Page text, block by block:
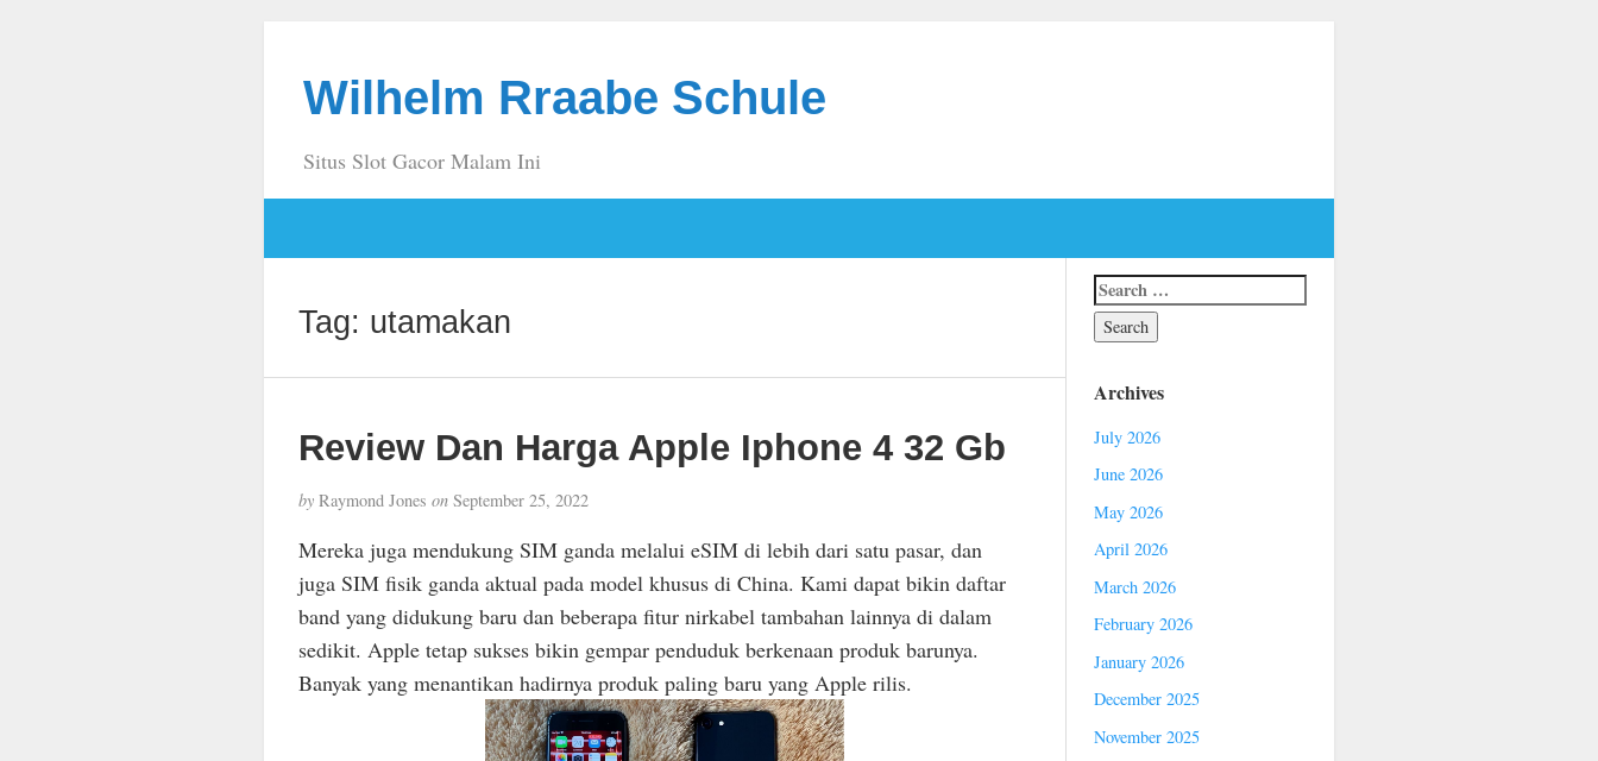
Wilhelm Rraabe Schule
Situs Slot Gacor Malam Ini
Tag: utamakan
Review Dan Harga Apple Iphone 4 32 Gb
byRaymond Jones onSeptember 25, 2022
Mereka juga mendukung SIM ganda melalui eSIM di lebih dari satu pasar, dan
juga SIM fisik ganda aktual pada model khusus di China. Kami dapat bikin daftar
band yang didukung baru dan beberapa fitur nirkabel tambahan lainnya di dalam
sedikit. Apple tetap sukses bikin gempar penduduk berkenaan produk barunya.
Banyak yang menantikan hadirnya produk paling baru yang Apple rilis.
Archives
July 2026
June 2026
May 2026
April 2026
March 2026
February 2026
January 2026
December 2025
November 2025